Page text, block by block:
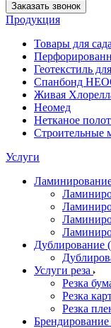
Заказать звонок
Продукция
Товары для сада
Геотекстиль
Спанбонд
Живая
Нeомед
Нетканое
Строительные
Услуги
Дублирование
Услуги реза
Резка
Резка
Резка
Брендирование